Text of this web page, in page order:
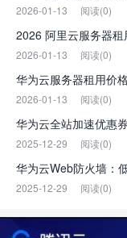
2026-01-13 阅读(0)
2026 阿里云服务器
2026-01-13 阅读(0)
华为云服务器租用价
2026-01-13 阅读(0)
华为云全站加速优惠
2025-12-29 阅读(0)
华为云Web防火墙：
2025-12-29 阅读(0)